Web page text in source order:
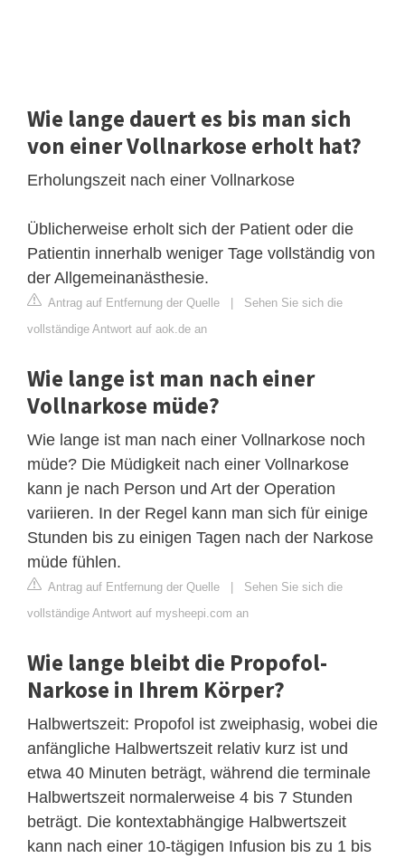
Wie lange dauert es bis man sich
von einer Vollnarkose erholt hat?
Erholungszeit nach einer Vollnarkose
Üblicherweise erholt sich der Patient oder die
Patientin innerhalb weniger Tage vollständig von
der Allgemeinanästhesie.
Antrag auf Entfernung der Quelle | Sehen Sie sich die
vollständige Antwort auf aok.de an
Wie lange ist man nach einer
Vollnarkose müde?
Wie lange ist man nach einer Vollnarkose noch
müde? Die Müdigkeit nach einer Vollnarkose
kann je nach Person und Art der Operation
variieren. In der Regel kann man sich für einige
Stunden bis zu einigen Tagen nach der Narkose
müde fühlen.
Antrag auf Entfernung der Quelle | Sehen Sie sich die
vollständige Antwort auf mysheepi.com an
Wie lange bleibt die Propofol-
Narkose in Ihrem Körper?
Halbwertszeit: Propofol ist zweiphasig, wobei die
anfängliche Halbwertszeit relativ kurz ist und
etwa 40 Minuten beträgt, während die terminale
Halbwertszeit normalerweise 4 bis 7 Stunden
beträgt. Die kontextabhängige Halbwertszeit
kann nach einer 10-tägigen Infusion bis zu 1 bis